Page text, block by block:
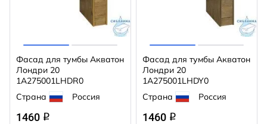
Фасад для тумбы Акватон
Лондри 20
1A275001LHDR0
Страна
Россия
1460 q
Фасад для тумбы Акватон
Лондри 20
1A275001LHDY0
Страна
Россия
1460 q